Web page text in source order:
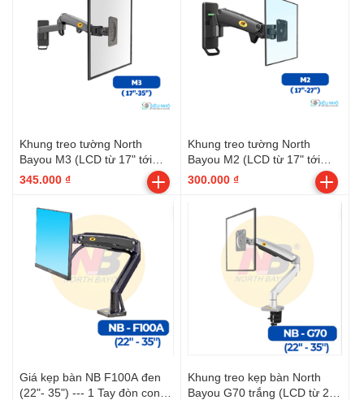
Khung treo tường North
Bayou M3 (LCD từ 17" tới
35") --- 2 Tay đòn đơn, nối
tiếp nhau --- ( 40x24x9,5
2.3kg )
345.000 ₫
Khung treo tường North
Bayou M2 (LCD từ 17" tới
27") --- 1 Tay đòn đơn
300.000 ₫
Giá kẹp bàn NB F100A đen
(22"- 35") --- 1 Tay đòn cong,
Khung treo kẹp bàn North
Bayou G70 trắng (LCD từ 22"